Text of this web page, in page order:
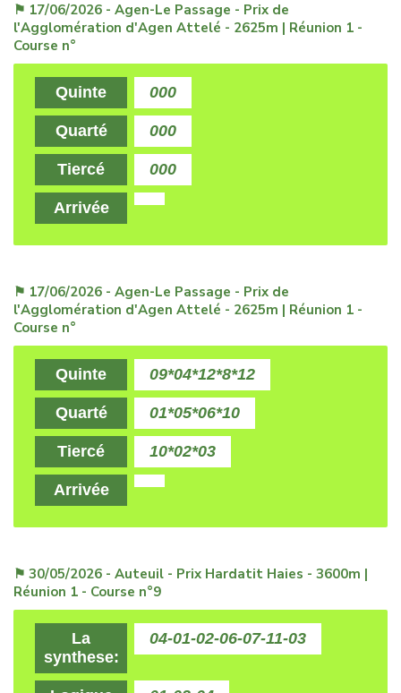
⚑ 17/06/2026 - Agen-Le Passage - Prix de
l'Agglomération d'Agen Attelé - 2625m | Réunion 1 -
Course n°
Quinte 000
Quarté 000
Tiercé 000
Arrivée
⚑ 17/06/2026 - Agen-Le Passage - Prix de
l'Agglomération d'Agen Attelé - 2625m | Réunion 1 -
Course n°
Quinte 09*04*12*8*12
Quarté 01*05*06*10
Tiercé 10*02*03
Arrivée
⚑ 30/05/2026 - Auteuil - Prix Hardatit Haies - 3600m |
Réunion 1 - Course n°9
La
synthese:
04-01-02-06-07-11-03